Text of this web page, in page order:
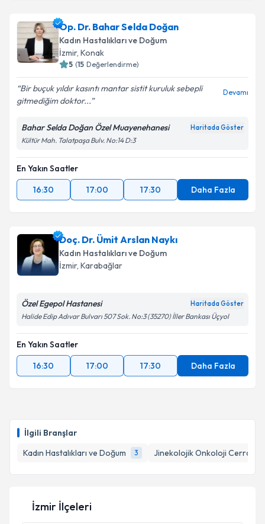
İlgili Branşlar
Kadın Hastalıkları ve Doğum
3 Jinekolojik Onkoloji Cerrahisi
almanız için bir takvim hazırlandığında e-posta ile
bilgilendireceğiz.
E-posta Adresiniz
Kişisel verilerimin işlenmesine ilişkin
Metni'ni okudum ve kişisel verilerimin belirtilen
kapsamda işlenmesini kabul ediyorum.
Takvim Talebini Gönder
Op. Dr. Bahar Selda Doğan
Kadın Hastalıkları ve Doğum
İzmir, Konak
5 (15 Değerlendirme)
Bir buçuk yıldır kasıntı mantar sistit kuruluk sebepli
gitmediğim doktor...
Devamı
Bahar Selda Doğan Özel Muayenehanesi Haritada Göster
Kültür Mah. Talatpaşa Bulv. No:14 D:3
En Yakın Saatler
16:30
17:00 17:30 Daha Fazla
Doç. Dr. Ümit Arslan Naykı
Kadın Hastalıkları ve Doğum
İzmir, Karabağlar
Özel Egepol Hastanesi Haritada Göster
Halide Edip Adıvar Bulvarı 507 Sok. No:3 (35270) İller Bankası Üçyol
En Yakın Saatler
16:30
17:00 17:30 Daha Fazla
İzmir İlçeleri